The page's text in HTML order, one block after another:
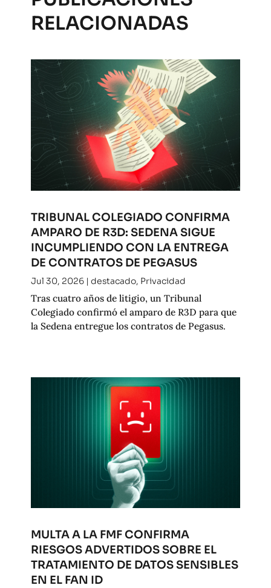
RELACIONADAS
TRIBUNAL COLEGIADO CONFIRMA
AMPARO DE R3D: SEDENA SIGUE
INCUMPLIENDO CON LA ENTREGA
DE CONTRATOS DE PEGASUS
Jul 30, 2026| destacado, Privacidad
Tras cuatro años de litigio, un Tribunal
Colegiado confirmó el amparo de R3D para que
la Sedena entregue los contratos de Pegasus.
MULTA A LA FMF CONFIRMA
RIESGOS ADVERTIDOS SOBRE EL
TRATAMIENTO DE DATOS SENSIBLES
EN EL FAN ID